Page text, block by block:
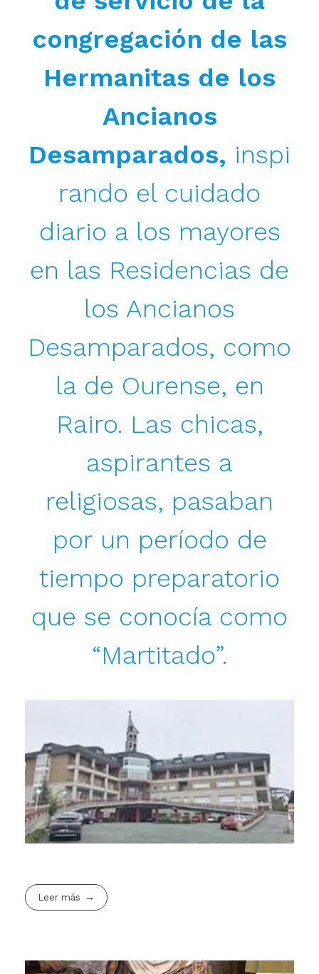
congregación de las
Hermanitas de los
Ancianos
Desamparados, inspi
rando el cuidado
diario a los mayores
en las Residencias de
los Ancianos
Desamparados, como
la de Ourense, en
Rairo. Las chicas,
aspirantes a
religiosas, pasaban
por un período de
tiempo preparatorio
que se conocía como
“Martitado”.
Leer más